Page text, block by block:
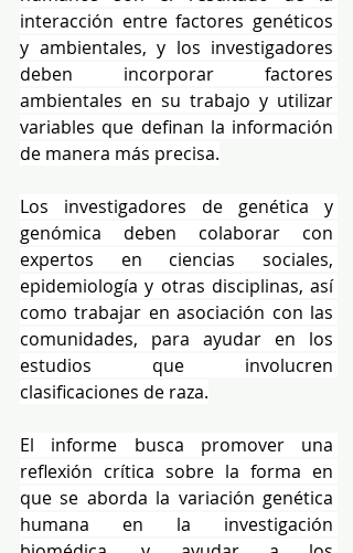
interacción entre factores genéticos
y ambientales, y los investigadores
deben incorporar factores
ambientales en su trabajo y utilizar
variables que definan la información
de manera más precisa.
Los investigadores de genética y
genómica deben colaborar con
expertos en ciencias sociales,
epidemiología y otras disciplinas, así
como trabajar en asociación con las
comunidades, para ayudar en los
estudios que involucren
clasificaciones de raza.
El informe busca promover una
reflexión crítica sobre la forma en
que se aborda la variación genética
humana en la investigación